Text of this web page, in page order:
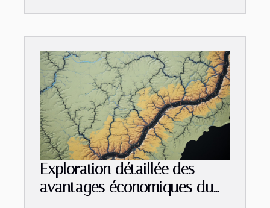
Exploration détaillée des
avantages économiques du